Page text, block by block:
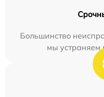
Большинство
мы устраняем